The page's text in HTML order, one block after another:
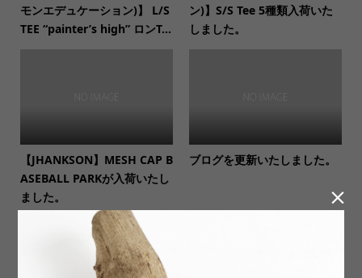
モンエデュケーション)】 L/S
TEE “painter’s high” ロンT...
ン)】S/S Tee 5種類入荷いた
しました。
【JHANKSON】MESH CAP B
ASEBALL PARKが入荷いたし
ました。
ブログを更新いたしました。
